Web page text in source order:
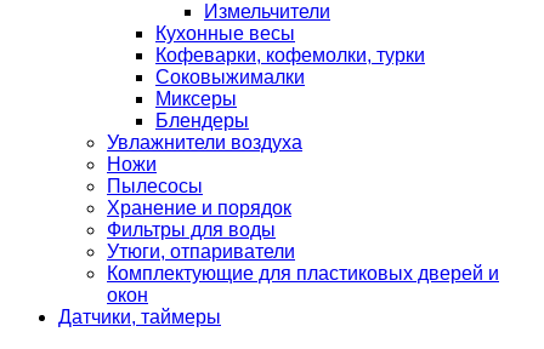
Измельчители
Кухонные весы
Кофеварки, кофемолки, турки
Соковыжималки
Миксеры
Блендеры
Увлажнители воздуха
Ножи
Пылесосы
Хранение и порядок
Фильтры для воды
Утюги, отпариватели
Комплектующие для пластиковых дверей и
окон
Датчики, таймеры